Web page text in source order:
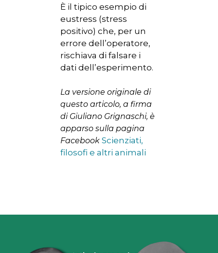
È il tipico esempio di
eustress (stress
positivo) che, per un
errore dell’operatore,
rischiava di falsare i
dati dell’esperimento.
La versione originale di
questo articolo, a firma
di Giuliano Grignaschi, è
apparso sulla pagina
Facebook Scienziati,
filosofi e altri animali